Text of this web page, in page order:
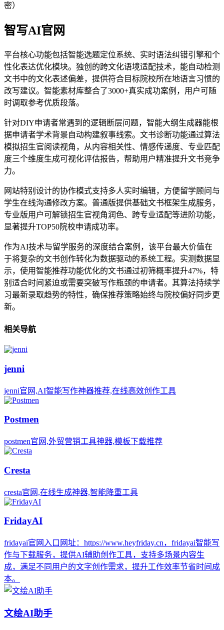
密）
智写AI官网
平台核心功能包括智能选题定位系统、实时语法纠错引擎和个
性化表达优化模块。独创的跨文化语境适配技术，能自动检测
文书中的文化表述偏差，提供符合目标院校所在地语言习惯的
改写建议。智能素材库整合了3000+真实成功案例，用户可随
时调取参考优质段落。
针对DIY申请者常遇到的逻辑断层问题，智能大纲生成器能根
据申请者学术背景自动构建叙事线索。文书诊断功能通过算法
模拟招生官阅读视角，从内容相关性、情感传递度、专业匹配
度三个维度生成可视化评估报告，帮助用户精准提升文书竞争
力。
网站特别设计的协作模式支持多人实时编辑，方便留学顾问与
学生在线沟通修改方案。普通版提供基础文书框架生成服务，
专业版用户可解锁招生官视角润色、跨专业适配等进阶功能，
显著提升TOP50院校申请成功率。
作为AI技术与留学服务的深度结合案例，该平台最大价值在
于将复杂的文书创作转化为数据驱动的系统工程。实测数据显
示，使用智能推荐功能优化的文书通过初筛概率提升47%，特
别适合时间紧迫或需要突破写作瓶颈的申请者。其算法持续学
习最新录取趋势的特性，确保推荐策略始终与院校偏好同步更
新。
相关导航
jenni
jenni官网,AI智能写作神器推荐,在线高效创作工具
Postmen
postmen官网,外贸营销工具神器,模板下载推荐
Cresta
cresta官网,在线生成神器,智能降重工具
FridayAI
fridayai官网入口网址：https://www.heyfriday.cn，fridayai智能写
作与下载服务，提供AI辅助创作工具，支持多场景内容生
成，满足不同用户的文字创作需求，提升工作效率节省时间成
本。
文绘AI助手